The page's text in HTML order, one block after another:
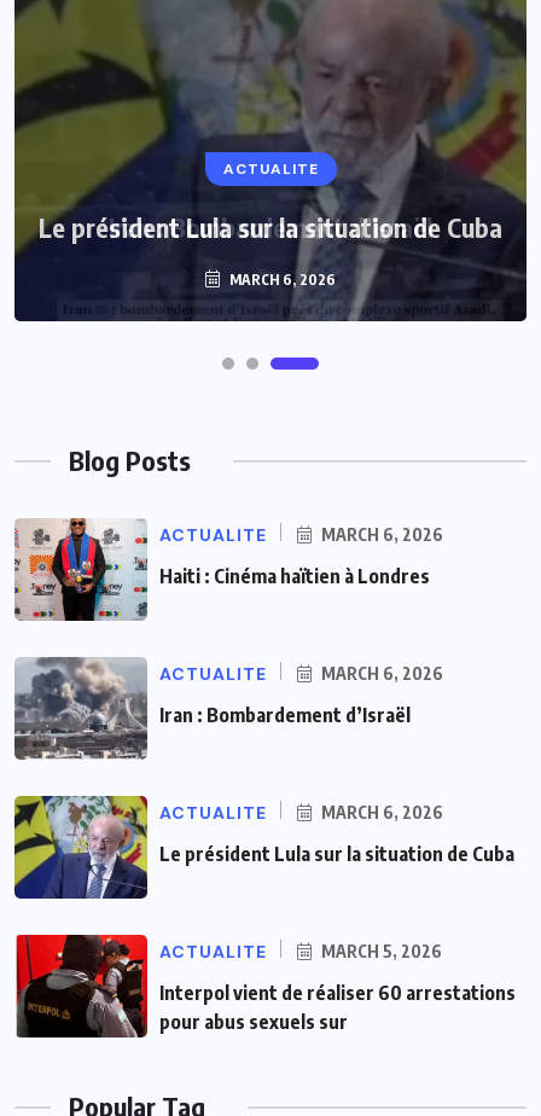
ACTUALITE
Le président Lula sur la situation de Cuba
MARCH 6, 2026
Blog Posts
ACTUALITE MARCH 6, 2026
Haiti : Cinéma haïtien à Londres
ACTUALITE MARCH 6, 2026
Iran : Bombardement d’Israël
ACTUALITE MARCH 6, 2026
Le président Lula sur la situation de Cuba
ACTUALITE MARCH 5, 2026
Interpol vient de réaliser 60 arrestations
pour abus sexuels sur
Popular Tag